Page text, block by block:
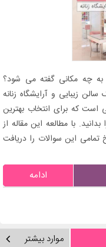
به چه مکانی گفته می شود؟
زیبایی و آرایشگاه زنانه
که برای انتخاب بهترین
بدانید. با مطالعه این مقاله از
این سوالات را دریافت
ادامه
موارد بیشتر